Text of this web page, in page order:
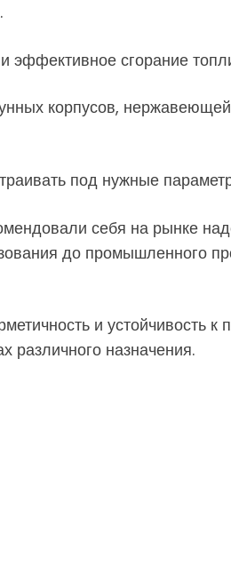
эффективное сгорание
корпусов, нержавеющей
под нужные
себя на рынке
до промышленного
и устойчивость
различного назначения.